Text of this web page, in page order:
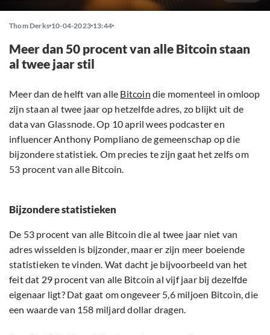
Thom Derks 10-04-2023 13:44
Meer dan 50 procent van alle Bitcoin staan
al twee jaar stil
Meer dan de helft van alle Bitcoin die momenteel in omloop
zijn staan al twee jaar op hetzelfde adres, zo blijkt uit de
data van Glassnode. Op 10 april wees podcaster en
influencer Anthony Pompliano de gemeenschap op die
bijzondere statistiek. Om precies te zijn gaat het zelfs om
53 procent van alle Bitcoin.
Bijzondere statistieken
De 53 procent van alle Bitcoin die al twee jaar niet van
adres wisselden is bijzonder, maar er zijn meer boeiende
statistieken te vinden. Wat dacht je bijvoorbeeld van het
feit dat 29 procent van alle Bitcoin al vijf jaar bij dezelfde
eigenaar ligt? Dat gaat om ongeveer 5,6 miljoen Bitcoin, die
een waarde van 158 miljard dollar dragen.